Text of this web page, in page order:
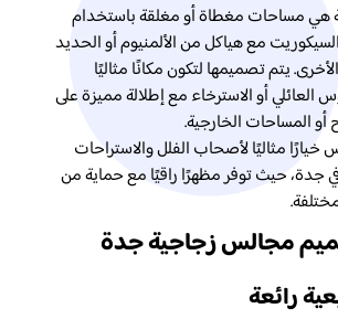
هي مساحات مغطاة أو مغلقة باستخدام
مع هياكل من الألمنيوم أو الحديد
يتم تصميمها لتكون مكانًا مثاليًا
العائلي أو الاسترخاء مع إطلالة مميزة على
أو المساحات الخارجية.
مثاليًا لأصحاب الفلل والاستراحات
جدة، حيث توفر مظهرًا راقيًا مع حماية من
مجالس زجاجية جدة